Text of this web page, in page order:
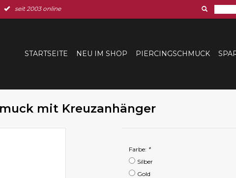
seit 2003 online
STARTSEITE NEU IM SHOP PIERCINGSCHMUCK
mit Kreuzanhänger
Farbe: *
Silber
Gold